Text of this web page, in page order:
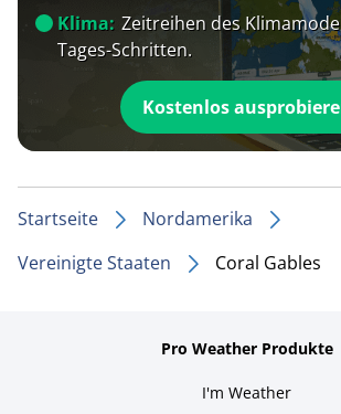
Klima: Zeitreihen des
Tages-Schritten.
Kostenlos
Startseite
Nordamerika
Vereinigte Staaten
Coral Gables
Pro Weather Produkte
I'm Weather